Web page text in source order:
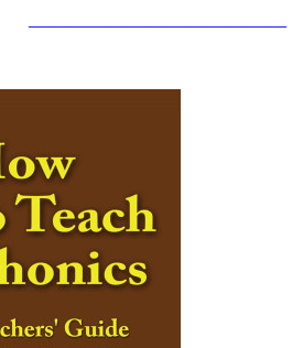
—————————————